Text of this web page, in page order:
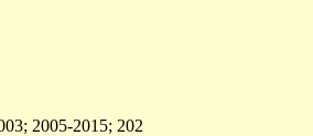
2005-2015; 202